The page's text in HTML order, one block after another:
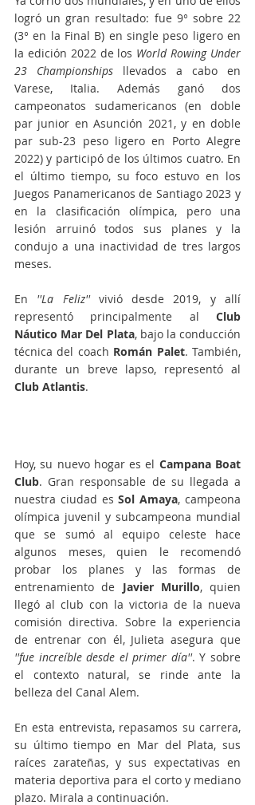
logró un gran resultado: fue 9° sobre 22
(3° en la Final B) en single peso ligero en
la edición 2022 de los World Rowing Under
23 Championships llevados a cabo en
Varese, Italia. Además ganó dos
campeonatos sudamericanos (en doble
par junior en Asunción 2021, y en doble
par sub-23 peso ligero en Porto Alegre
2022) y participó de los últimos cuatro. En
el último tiempo, su foco estuvo en los
Juegos Panamericanos de Santiago 2023 y
en la clasificación olímpica, pero una
lesión arruinó todos sus planes y la
condujo a una inactividad de tres largos
meses.
En ''La Feliz'' vivió desde 2019, y allí
representó principalmente al Club
Náutico Mar Del Plata, bajo la conducción
técnica del coach Román Palet. También,
Club Atlantis.
Hoy, su nuevo hogar es el Campana Boat
Club. Gran responsable de su llegada a
nuestra ciudad es Sol Amaya, campeona
olímpica juvenil y subcampeona mundial
que se sumó al equipo celeste hace
algunos meses, quien le recomendó
probar los planes y las formas de
entrenamiento de Javier Murillo, quien
llegó al club con la victoria de la nueva
comisión directiva. Sobre la experiencia
''fue increíble desde el primer día''. Y sobre
el contexto natural, se rinde ante la
belleza del Canal Alem.
En esta entrevista, repasamos su carrera,
su último tiempo en Mar del Plata, sus
raíces zarateñas, y sus expectativas en
materia deportiva para el corto y mediano
plazo. Mirala a continuación.